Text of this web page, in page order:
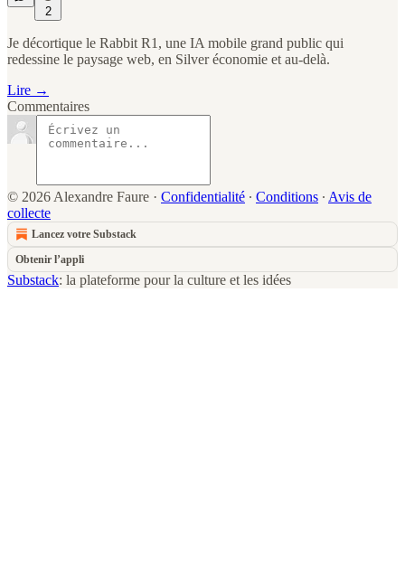
2
Je décortique le Rabbit R1, une IA mobile grand public qui
redessine le paysage web, en Silver économie et au-delà.
Lire →
Commentaires
© 2026 Alexandre Faure · Confidentialité ∙ Conditions ∙ Avis de
collecte
Lancez votre Substack
Obtenir l’appli
Substack: la plateforme pour la culture et les idées